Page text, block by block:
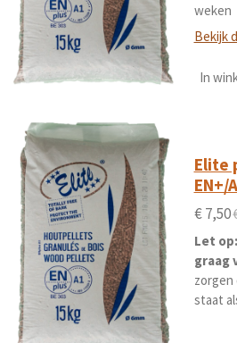
weken
Bekijk
In
Elite
EN+/
€ 7,50
Let
graag
zorgen
staat